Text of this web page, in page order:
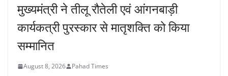
मुख्यमंत्री ने तीलू रौतेली एवं आंगनबाड़ी
कार्यकत्री पुरस्कार से मातृशक्ति को किया
सम्मानित
August 8, 2026 Pahad Times